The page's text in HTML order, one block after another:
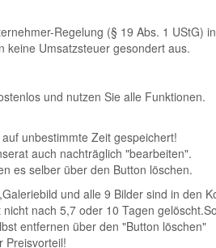
Regelung (§ 19 Abs. 1 UStG)
keine Umsatzsteuer gesondert aus.
und nutzen Sie alle Funktionen.
unbestimmte Zeit gespeichert!
auch nachträglich "bearbeiten".
es selber über den Button löschen.
und alle 9 Bilder sind in den
nach 5,7 oder 10 Tagen
entfernen über den "Button löschen"
Preisvorteil!